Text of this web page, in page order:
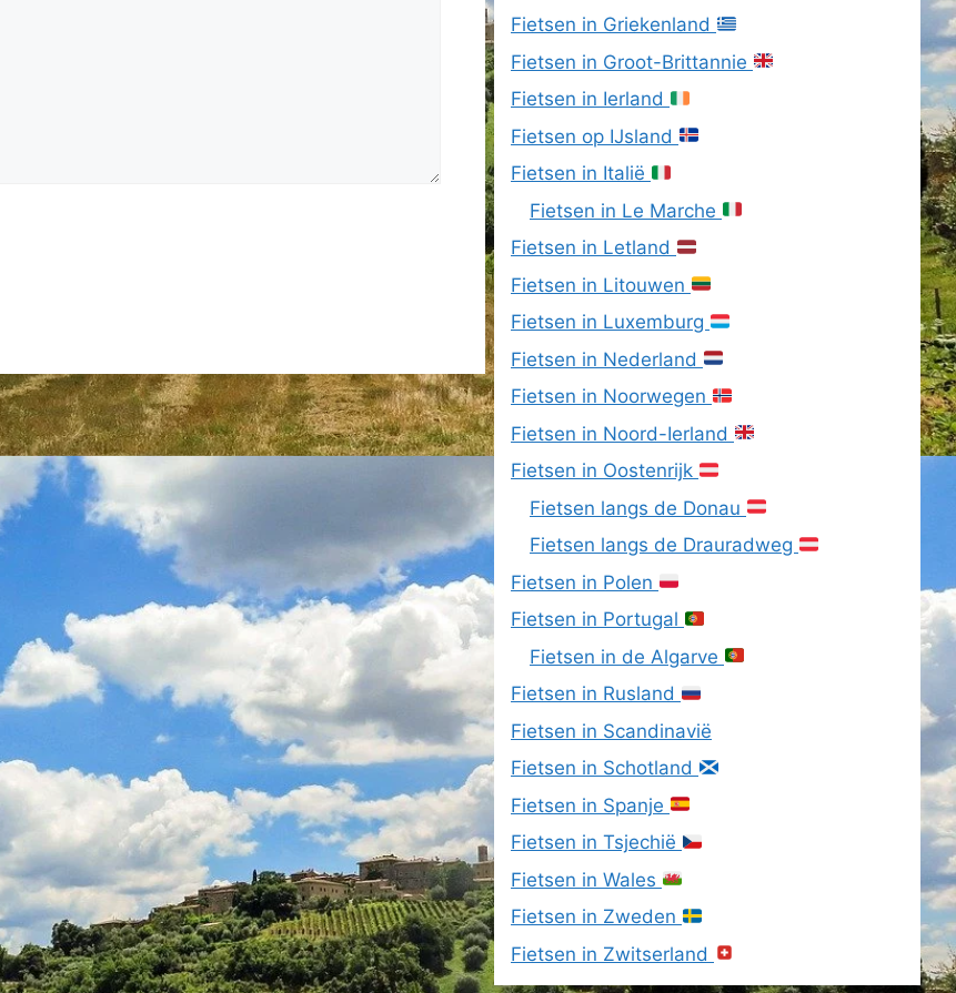
Fietsen in Griekenland
Fietsen in Groot-Brittannie
Fietsen in Ierland
Fietsen op IJsland
Fietsen in Italië
Fietsen in Le Marche
Fietsen in Letland
Fietsen in Litouwen
Fietsen in Luxemburg
Fietsen in Nederland
Fietsen in Noorwegen
Fietsen in Noord-Ierland
Fietsen in Oostenrijk
Fietsen langs de Donau
Fietsen langs de Drauradweg
Fietsen in Polen
Fietsen in Portugal
Fietsen in de Algarve
Fietsen in Rusland
Fietsen in Scandinavië
Fietsen in Schotland
Fietsen in Spanje
Fietsen in Tsjechië
Fietsen in Wales
Fietsen in Zweden
Fietsen in Zwitserland